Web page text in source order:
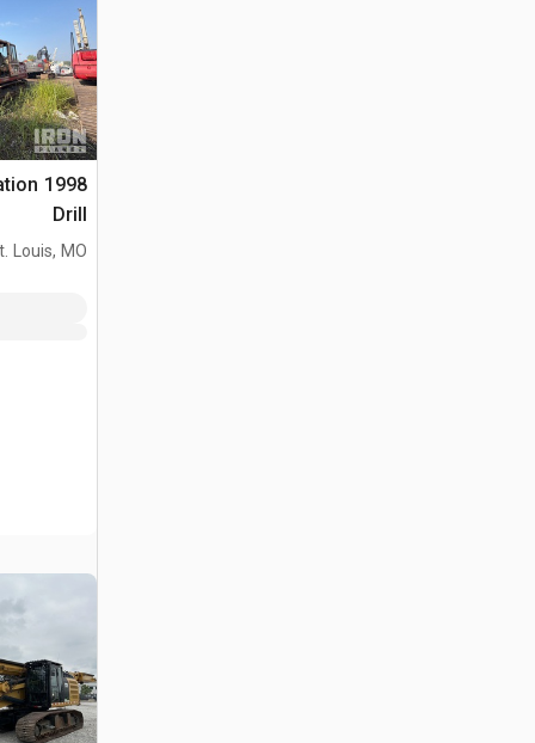
Drill
Louis, MO